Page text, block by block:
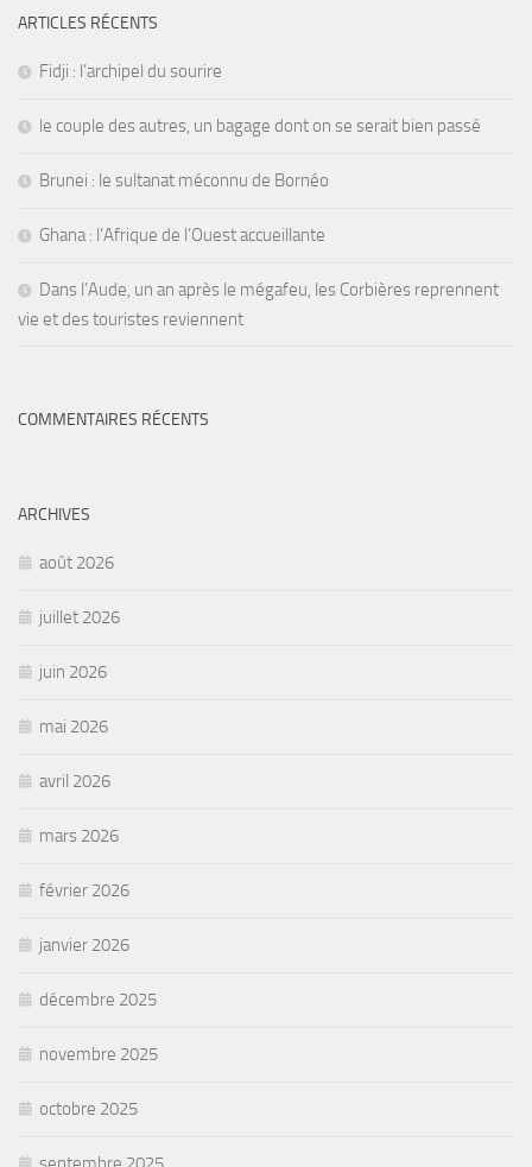
ARTICLES RÉCENTS
Fidji : l’archipel du sourire
le couple des autres, un bagage dont on se serait bien passé
Brunei : le sultanat méconnu de Bornéo
Ghana : l’Afrique de l’Ouest accueillante
Dans l’Aude, un an après le mégafeu, les Corbières reprennent
vie et des touristes reviennent
COMMENTAIRES RÉCENTS
ARCHIVES
août 2026
juillet 2026
juin 2026
mai 2026
avril 2026
mars 2026
février 2026
janvier 2026
décembre 2025
novembre 2025
octobre 2025